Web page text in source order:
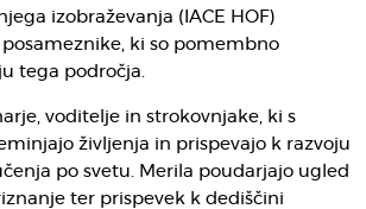
izobraževanja (IACE HOF)
ki so pomembno
tega področja.
voditelje in strokovnjake, ki s
življenja in prispevajo k razvoju
po svetu. Merila poudarjajo ugled
ter prispevek k dediščini